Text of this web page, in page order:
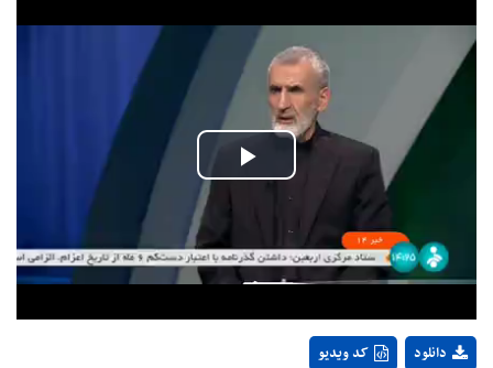
Play
Video
کد ویدیو دانلود